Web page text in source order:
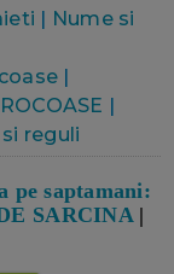
| Nume si
|
|
reguli
pe saptamani:
SARCINA |